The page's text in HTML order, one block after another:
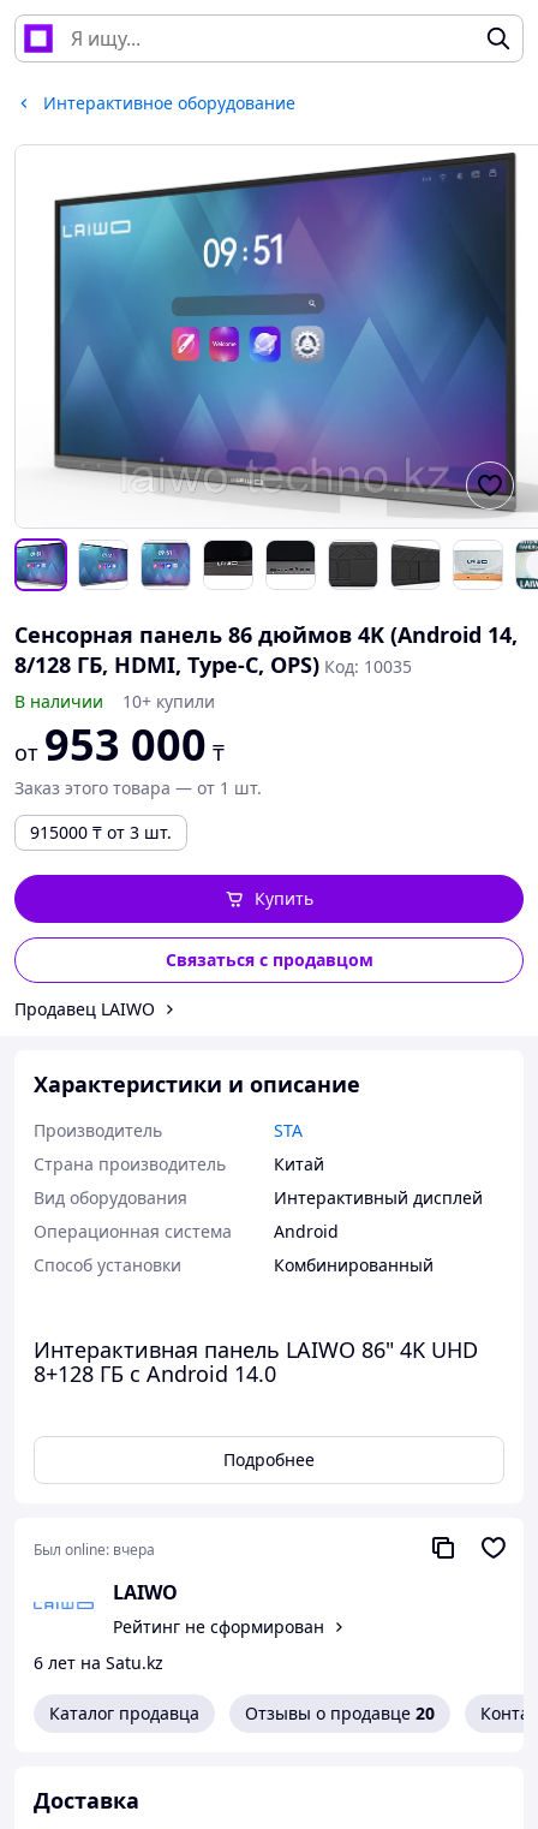
Интерактивное оборудование
Сенсорная панель 86 дюймов 4K (Android 14,
8/128 ГБ, HDMI, Type-C, OPS) Код: 10035
В наличии
10+ купили
от 953 000 ₸
Заказ этого товара — от 1 шт.
915000 ₸ от 3 шт.
Купить
Связаться с продавцом
Продавец LAIWO
Характеристики и описание
Производитель
STA
Страна производитель
Китай
Вид оборудования
Интерактивный дисплей
Операционная система
Android
Способ установки
Комбинированный
Интерактивная панель LAIWO 86" 4K UHD
8+128 ГБ с Android 14.0
диагональю86 дюймовпредназначена для
образовательных учреждений, бизнеса,
государственных организаций и конференц-залов.
разрешению 4K UHD, технологии Zero Bonding и
современной аппаратной платформе устройство
обеспечивает максимально чёткое изображение,
плавную работу и комфортное взаимодействие во
время обучения, презентаций и совместной работы.
Диагональ экрана:
86" (218 см)
Тип дисплея:
Подробнее
Был online: вчера
LAIWO
Рейтинг не сформирован
6 лет на Satu.kz
Каталог продавца Отзывы о продавце 20
Доставка